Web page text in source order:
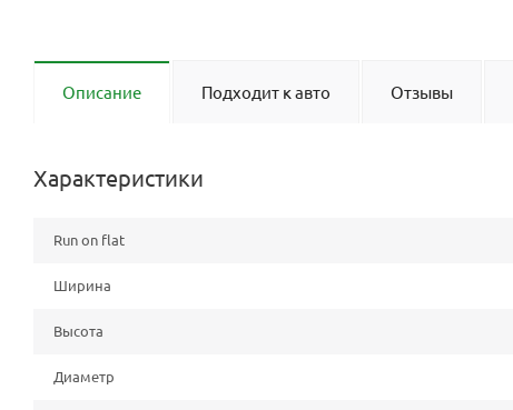
Описание Подходит к авто Отзывы
Характеристики
Run on flat
Ширина
Высота
Диаметр